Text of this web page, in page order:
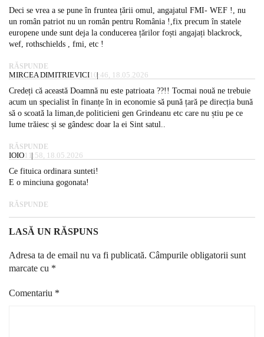
Deci se vrea a se pune în fruntea țării omul, angajatul FMI- WEF !, nu
un român patriot nu un român pentru România !,fix precum în statele
europene unde sunt deja la conducerea țărilor foști angajați blackrock,
wef, rothschields , fmi, etc !
RĂSPUNDE
MIRCEA DIMITRIEVICI10:46, 18.05.2026
Credeți că această Doamnă nu este patrioata ??!! Tocmai nouă ne trebuie
acum un specialist în finanțe în in economie să pună țară pe direcția bună
să o scoată la liman,de politicieni gen Grindeanu etc care nu știu pe ce
lume trăiesc și se gândesc doar la ei Sint satul..
RĂSPUNDE
IOIO11:58, 18.05.2026
Ce fituica ordinara sunteti!
E o minciuna gogonata!
RĂSPUNDE
LASĂ UN RĂSPUNS
Adresa ta de email nu va fi publicată. Câmpurile obligatorii sunt
marcate cu *
Comentariu *